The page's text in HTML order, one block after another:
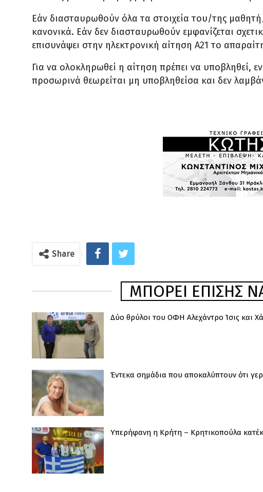
Εάν διασταυρωθούν όλα τα στοιχεία του/της
κανονικά. Εάν δεν διασταυρωθούν εμφανίζεται
επισυνάψει στην ηλεκτρονική αίτηση Α21 το
Για να ολοκληρωθεί η αίτηση πρέπει να υποβληθεί,
προσωρινά θεωρείται μη υποβληθείσα και δεν
Share
ΜΠΟΡΕΊ ΕΠΊΣΗΣ
Δύο θρύλοι του ΟΦΗ Αλεχάντρο Ίσις και
Έντεκα σημάδια που αποκαλύπτουν ότι
Υπερήφανη η Κρήτη – Κρητικοπούλα